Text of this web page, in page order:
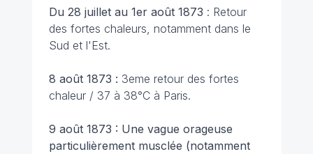
Du 28 juillet au 1er août 1873 : Retour
des fortes chaleurs, notamment dans le
Sud et l'Est.
8 août 1873 : 3eme retour des fortes
chaleur / 37 à 38°C à Paris.
9 août 1873 : Une vague orageuse
particulièrement musclée (notamment